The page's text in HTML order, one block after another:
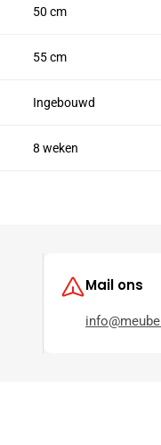
50 cm
55 cm
Ingebouwd
8 weken
Mail ons